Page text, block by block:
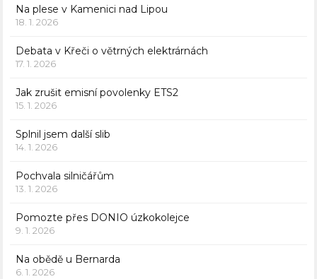
Na plese v Kamenici nad Lipou
18. 1. 2026
Debata v Křeči o větrných elektrárnách
17. 1. 2026
Jak zrušit emisní povolenky ETS2
15. 1. 2026
Splnil jsem další slib
14. 1. 2026
Pochvala silničářům
13. 1. 2026
Pomozte přes DONIO úzkokolejce
9. 1. 2026
Na obědě u Bernarda
6. 1. 2026